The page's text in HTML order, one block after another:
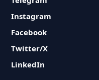
Instagram
Facebook
Twitter/X
LinkedIn